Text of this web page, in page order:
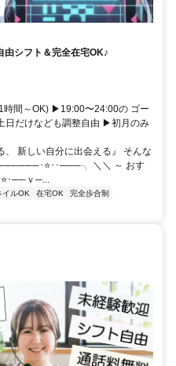
由シフト＆完全在宅OK♪
時間～OK) ▶19:00〜24:00の ゴー
日だけなども調整自由 ▶初月のみ
、 新しい自分に出会える』 そんな
･⭐･･───╮ ＼＼ ～ おす
･──ｖ─...
イルOK 在宅OK
完全歩合制